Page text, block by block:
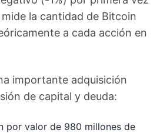
la cantidad de Bitcoin
a cada acción en
importante adquisición
de capital y deuda:
por valor de 980 millones de